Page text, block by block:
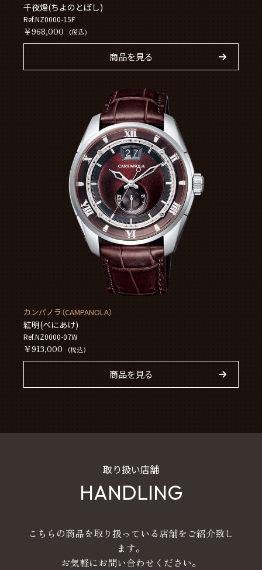
千夜燈(ちよのとぼし)
Ref.NZ0000-15F
￥968,000 (税込)
商品を見る
カンパノラ（CAMPANOLA）
紅明(べにあけ)
Ref.NZ0000-07W
￥913,000 (税込)
商品を見る
取り扱い店舗
HANDLING
こちらの商品を取り扱っている店舗をご紹介致し
ます。
お気軽にお問い合わせください。